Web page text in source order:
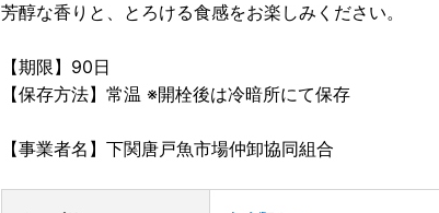
芳醇な香りと、とろける食感をお楽しみください。
【期限】90日
【保存方法】常温 ※開栓後は冷暗所にて保存
【事業者名】下関唐戸魚市場仲卸協同組合